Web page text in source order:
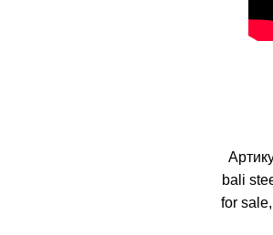
bali
for sale,